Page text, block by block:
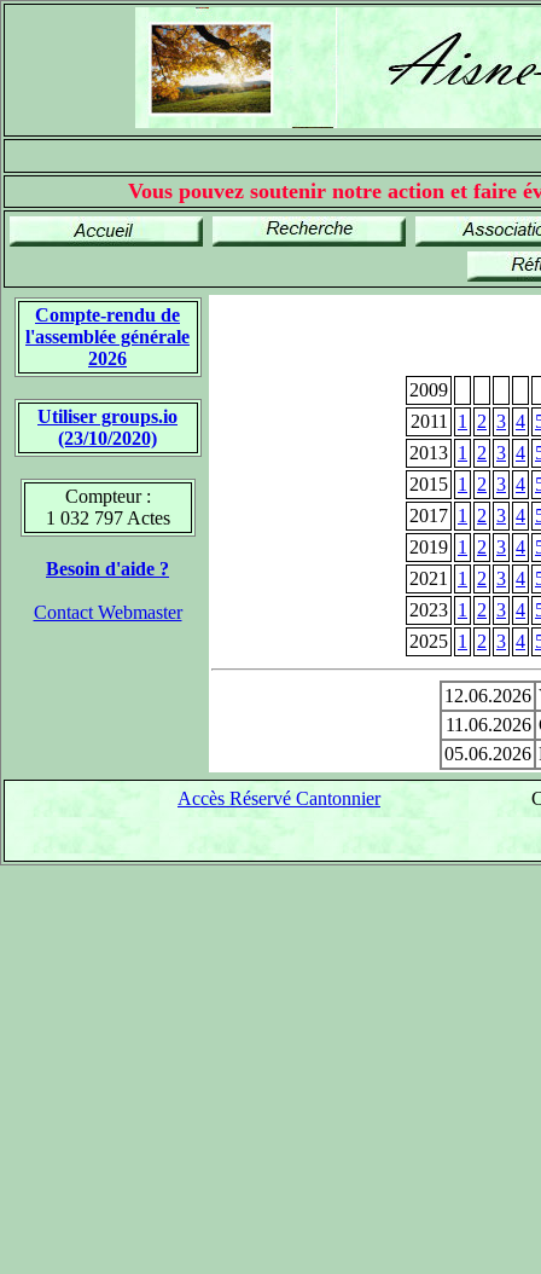
Vous pouvez soutenir notre action et faire
Compte-rendu de
l'assemblée générale
2026
Utiliser groups.io
(23/10/2020)
Compteur :
1 032 797 Actes
Besoin d'aide ?
Contact Webmaster
2009
2011
1 2 3 4
2013 1 2 3 4
2015 1 2 3 4
2017 1 2 3 4
2019 1 2 3 4
2021
1 2 3 4
2023 1 2 3 4
2025 1 2 3 4
12.06.2026
11.06.2026
05.06.2026
Accès Réservé Cantonnier